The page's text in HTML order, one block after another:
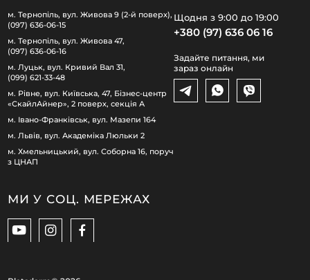
м. Тернопіль, вул. Живова 9 (2-й поверх),
(097) 636-06-15
м. Тернопіль, вул. Живова 47,
(097) 636-06-16
м. Луцьк, вул. Кривий Вал 31,
(099) 621-33-48
м. Рівне, вул. Київська, 47, Бізнес-центр
«СкайлАйнер», 2 поверх, секція А
м. Івано-Франківськ, вул. Мазепи 164
м. Львів, вул. Академіка Люльки 2
м. Хмельницький, вул. Соборна 16, поруч
з ЦНАП
Щодня з 9:00 до 19:00
+380 (97) 636 06 16
Задайте питання, ми
зараз онлайн
МИ У СОЦ. МЕРЕЖАХ